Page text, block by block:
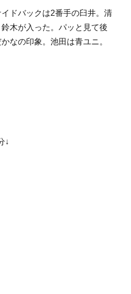
ドバックは2番手の臼井。清
木が入った。パッと見て後
なの印象。池田は青ユニ。
↓